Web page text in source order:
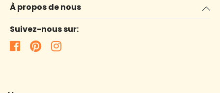
À propos de nous
Suivez-nous sur: